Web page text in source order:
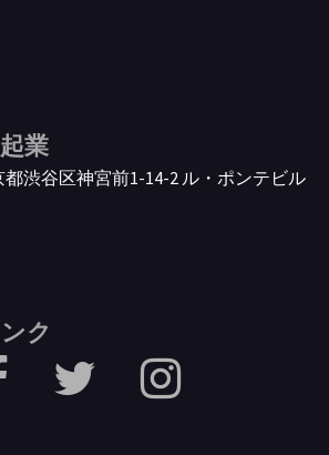
業
都渋谷区神宮前1-14-2 ル・ポンテビル
ク
facebook Twitter Instagram